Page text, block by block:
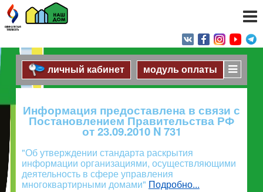
личный кабинет модуль оплаты
Информация предоставлена в связи с
Постановлением Правительства РФ
от 23.09.2010 N 731
"Об утверждении стандарта раскрытия
информации организациями, осуществляющими
деятельность в сфере управления
многоквартирными домами" Подробно...